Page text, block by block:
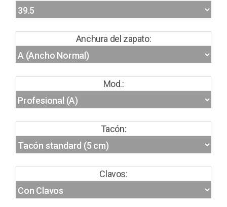
Anchura del zapato:
Mod.:
Tacón:
Clavos: